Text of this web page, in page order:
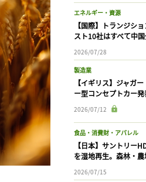
エネルギー・資源
【国際】トランジシ
スト10社はすべて中
2026/07/28
製造業
【イギリス】ジャガ
ー型コンセプトカー
2026/07/12
食品・消費財・アパレル
【日本】サントリー
を湿地再生。森林・
2026/07/15